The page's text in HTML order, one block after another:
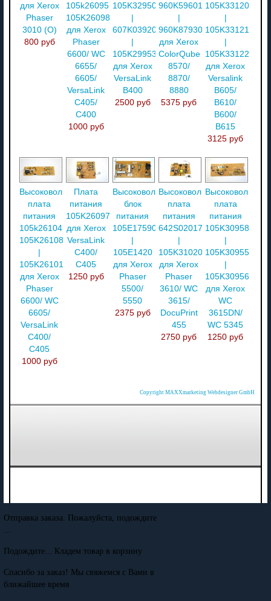
для Xerox
Phaser
3010 (O)
800 руб
105k26095
105K26098
для Xerox
Phaser
6600/ WC
6655/
6605/
VersaLink
C405/
C400
1000 руб
105K32950
607K03920
105K29953
для Xerox
VersaLink
B400
2500 руб
960K59601
960K87930
для Xerox
ColorQube
8570/
8870/
8880
5375 руб
105K33120
105K33121
105K33122
для Xerox
Versalink
B605/
B610/
B600/
B615
3125 руб
Высоковольтная
плата
питания
105k26104
105K26108
105K26101
для Xerox
Phaser
6600/ WC
6605/
VersaLink
C400/
C405
1000 руб
Плата
питания
105K26097
для Xerox
VersaLink
C400/
C405
1250 руб
Высоковольтный
блок
питания
105E17590
105E1420
для Xerox
Phaser
5500/
5550
2375 руб
Высоковольтная
плата
питания
642S02017
105K31020
для Xerox
Phaser
3610/ WC
3615/
DocuPrint
455
2750 руб
Высоковольтная
плата
питания
105K30955
105K30956
для Xerox
WC
3615DN/
WC 5345
1250 руб
Copyright MAXXmarketing Webdesigner GmbH
Отправка заказа. Пожалуйста, подождите
Подождите... Кладем товар в корзину
Спасибо за заказ! Мы свяжемся с Вами в
ближайшее время